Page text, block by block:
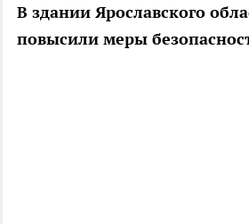
В здании Ярославского
повысили меры